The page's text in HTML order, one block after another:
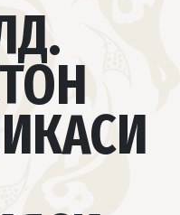
Бутунжаҳон жамияти
Янгиликлар